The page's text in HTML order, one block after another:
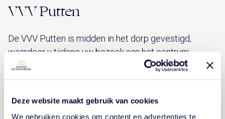
Deze website maakt gebruik van cookies
We gebruiken cookies om content en advertenties te
VVV Putten
De VVV Putten is midden in het dorp gevestigd,
waardoor u tijdens uw bezoek aan het centrum
gemakkelijk even langs kan gaan. Vanaf Kasteel De
Vanenburg is de VVV ongeveer 10 minuten rijden.